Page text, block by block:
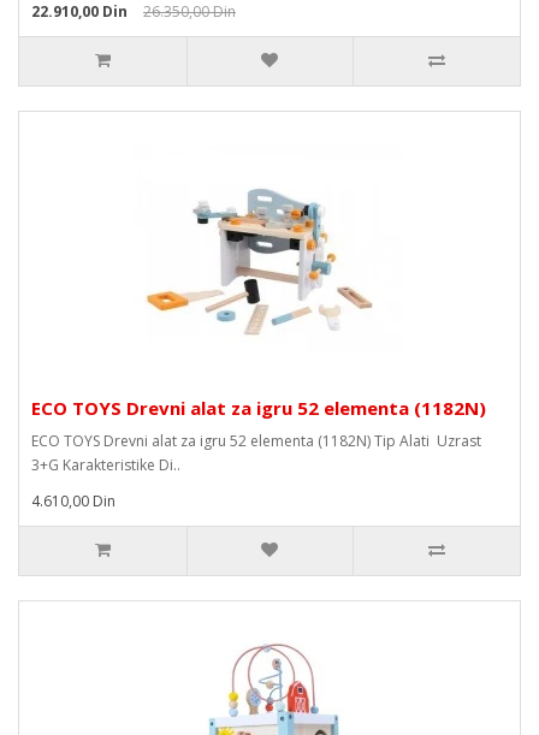
22.910,00 Din
26.350,00 Din
ECO TOYS Drevni alat za igru 52 elementa (1182N)
ECO TOYS Drevni alat za igru 52 elementa (1182N) Tip Alati Uzrast
3+G Karakteristike Di..
4.610,00 Din